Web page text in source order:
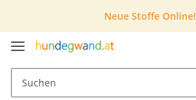
Neue Stoffe Online!